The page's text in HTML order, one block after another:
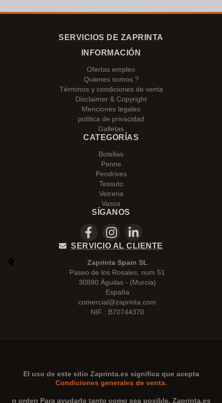
SERVICIOS DE ZAPRINTA
INFORMACIÓN
Ofertas empleo
Quienes somos ?
Términos y condiciones de venta
Disclaimer & Copyright
Menciones legales
política de privacidad
Galletas
CATEGORÍAS
Botellas
Penne
Pendrives
Tessuto
Vetreria
Vasos
SÍGANOS
SERVICIO AL CLIENTE
Zaprinta Spain SL
Paseo de los Rosales, num 51
30880 Águilas - (Murcia)
España
comercial@zaprinta.com
NIF : B70744370
El uso de este sitio Zaprinta.es significa que acepta
Condiciones generales de venta.
n orden Para ayudarlo tanto como sea posible, Zaprinta.es